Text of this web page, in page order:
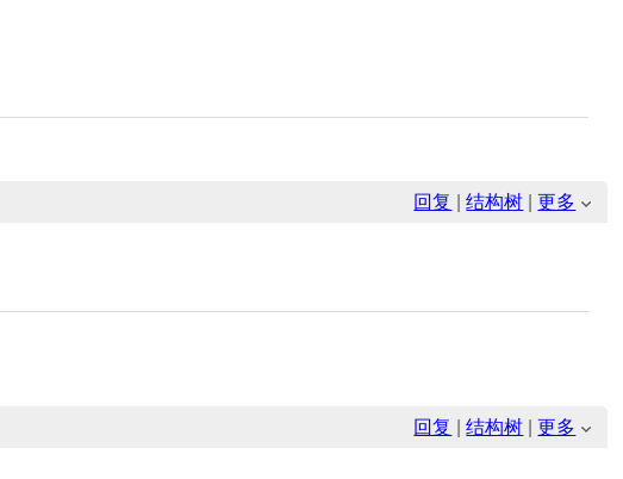
回复 |结构树 |更多
回复 |结构树 |更多